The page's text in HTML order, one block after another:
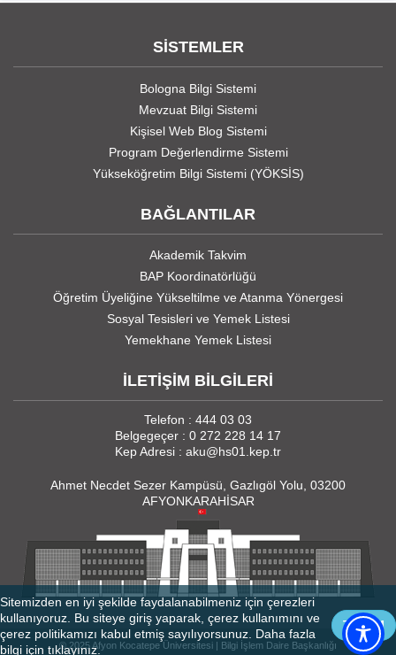
Sitemizden en iyi şekilde faydalanabilmeniz için çerezleri
kullanıyoruz. Bu siteye giriş yaparak, çerez kullanımını ve
çerez politikamızı kabul etmiş sayılıyorsunuz. Daha fazla
bilgi için tıklayınız.
TAMAM
SİSTEMLER
Bologna Bilgi Sistemi
Mevzuat Bilgi Sistemi
Kişisel Web Blog Sistemi
Program Değerlendirme Sistemi
Yükseköğretim Bilgi Sistemi (YÖKSİS)
BAĞLANTILAR
Akademik Takvim
BAP Koordinatörlüğü
Öğretim Üyeliğine Yükseltilme ve Atanma Yönergesi
Sosyal Tesisleri ve Yemek Listesi
Yemekhane Yemek Listesi
İLETİŞİM BİLGİLERİ
Telefon : 444 03 03
Belgegeçer : 0 272 228 14 17
Kep Adresi : aku@hs01.kep.tr
Ahmet Necdet Sezer Kampüsü, Gazlıgöl Yolu, 03200
AFYONKARAHİSAR
© 2025 Afyon Kocatepe Üniversitesi | Bilgi İşlem Daire Başkanlığı